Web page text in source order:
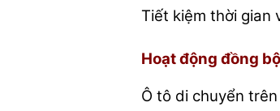
Tiết kiệm thời gian
Hoạt động đồng
Ô tô di chuyển